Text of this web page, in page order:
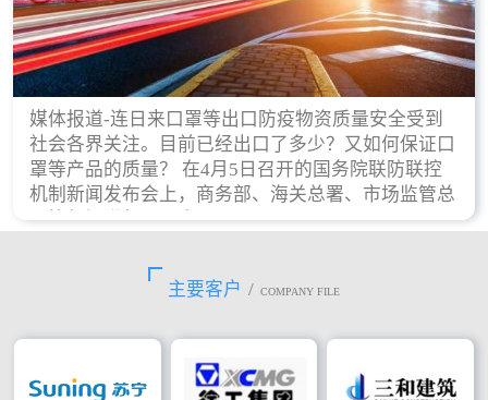
媒体报道-连日来口罩等出口防疫物资质量安全受到
社会各界关注。目前已经出口了多少？又如何保证口
罩等产品的质量？ 在4月5日召开的国务院联防联控
机制新闻发布会上，商务部、海关总署、市场监管总
局等部门进行了回应。
主要客户 / COMPANY FILE